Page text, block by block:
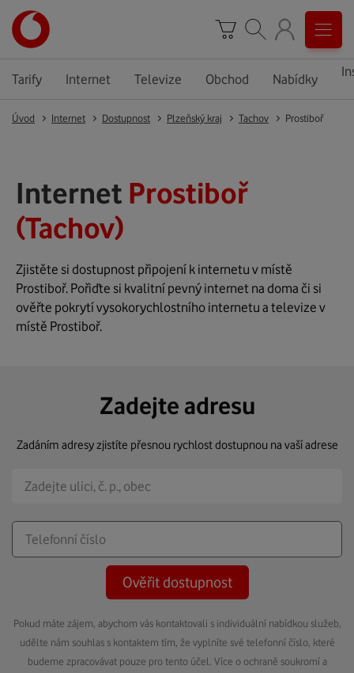
Tarify Internet Televize Obchod Nabídky
Úvod Internet Dostupnost Plzeňský kraj Tachov Prostiboř
Internet Prostiboř
(Tachov)
Zjistěte si dostupnost připojení k internetu v místě
Prostiboř. Pořiďte si kvalitní pevný internet na doma či si
ověřte pokrytí vysokorychlostního internetu a televize v
místě Prostiboř.
Zadejte adresu
Zadáním adresy zjistíte přesnou rychlost dostupnou na vaší adrese
Ověřit dostupnost
Pokud máte zájem, abychom vás kontaktovali s individuální nabídkou služeb,
udělte nám souhlas s kontaktem tím, že vyplníte své telefonní číslo, které
budeme zpracovávat pouze pro tento účel. Více o ochraně soukromí a